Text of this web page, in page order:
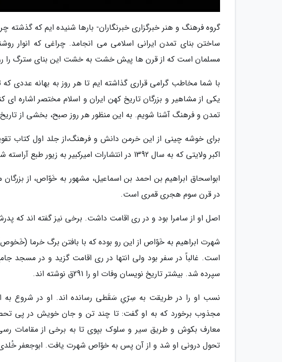
گروه فرهنگ و هنر خبرگزاری خبرنگاران- بارها شنیده ایم که
ساختن بنای تمدن ایرانی اسلامی می انجامد. چراغی که
مسلمان است که از قرن ها پیش خشت به خشت این بنای سترگ را
با شما مخاطب گرامی قراری گذاشته ایم تا هر روز به بهانه عددی
یکی از مشاهیر و بزرگان تاریخ کهن ایران و اسلام مختصر اشاره ای
تمدن و فرهنگ آشنا شویم. به این منظور هر روز صبح، بخشی از
برای خوشه چینی از این خرمن دانش و فرهنگ،از جلد اول کتاب
اکبر ولایتی که به سال 1392 در انتشارات امیرکبیر به زیور طبع آراسته شده، بهره برده ایم.
ابواسحاق ابراهیم بن احمد بن اسماعیل، مشهور به خَوّاص، از
در قرن سوم هجری قمری است.
اصل او از سامرا بود و در ری اقامت داشت. برخی نیز گفته اند که
شهرت ابراهیم به خَوّاص از این رو بوده که با بافتن برگ خرما
است. غالباً در سفر بود ولی انتها در ری اقامت گزید و در مسجد
سپرده شد. بیشتر تاریخ نویسان وفات او را 291ق نوشته اند.
نسب او را در طریقت به سِرّیِ سَقَطی رسانده اند. او در شروع به
مجذوب برخورد که به او گفت: تا چند تن و جان خویش در پی
معارف بکوش و طریق سیر و سلوک بپوی تا به برخی از مقامات
تحول درونی او شد و از آن پس به خوّاص شهرت یافت. ابوجعفر خُلدی